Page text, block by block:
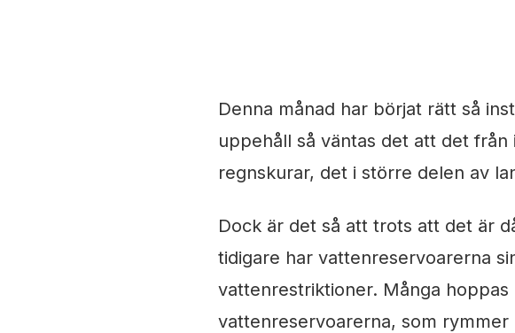
Denna månad har börjat rätt så
uppehåll så väntas det att det från
regnskurar, det i större delen av
Dock är det så att trots att det är
tidigare har vattenreservoarerna
vattenrestriktioner. Många
vattenreservoarerna, som